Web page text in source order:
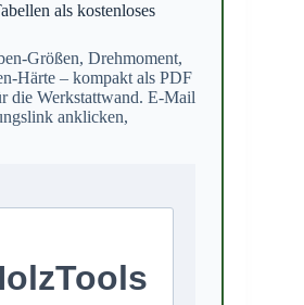
als kostenloses
Größen, Drehmoment,
Härte – kompakt als PDF
die Werkstattwand. E-Mail
anklicken,